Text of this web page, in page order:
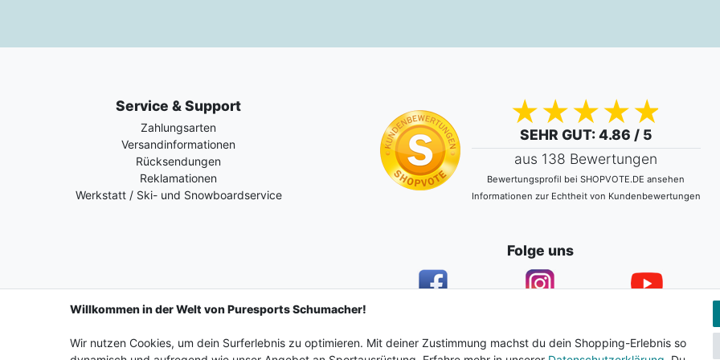
Service & Support
Zahlungsarten
Versandinformationen
Rücksendungen
Reklamationen
Werkstatt / Ski- und Snowboardservice
SEHR GUT: 4.86 / 5
aus 138 Bewertungen
Bewertungsprofil bei SHOPVOTE.DE ansehen
Informationen zur Echtheit von Kundenbewertungen
Folge uns
Impressum Daten­schutz­erklärung AGB Barrierefreiheitserklärung Widerrufs­recht
Willkommen in der Welt von Puresports Schumacher!
Wir nutzen Cookies, um dein Surferlebnis zu optimieren. Mit deiner Zustimmung machst du dein Shopping-Erlebnis so